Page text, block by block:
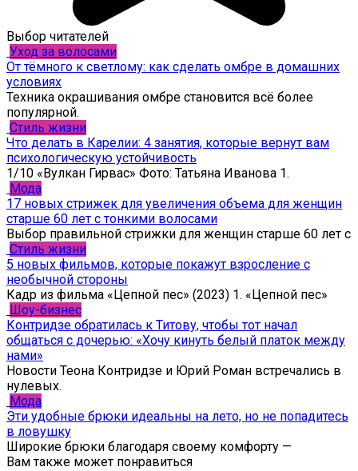
Выбор читателей
Уход за волосами
От тёмного к светлому: как сделать омбре в домашних
условиях
Техника окрашивания омбре становится всё более
популярной.
Стиль жизни
Что делать в Карелии: 4 занятия, которые вернут вам
психологическую устойчивость
1/10 «Вулкан Гирвас» Фото: Татьяна Иванова 1.
Мода
17 новых стрижек для увеличения объема для женщин
старше 60 лет с тонкими волосами
Выбор правильной стрижки для женщин старше 60 лет с
Стиль жизни
5 новых фильмов, которые покажут взросление с
необычной стороны
Кадр из фильма «Цепной пес» (2023) 1. «Цепной пес»
Шоу-бизнес
Контридзе обратилась к Титову, чтобы тот начал
общаться с дочерью: «Хочу кинуть белый платок между
нами»
Новости Теона Контридзе и Юрий Роман встречались в
нулевых.
Мода
Эти удобные брюки идеальны на лето, но не попадитесь
в ловушку
Широкие брюки благодаря своему комфорту —
Вам также может понравиться